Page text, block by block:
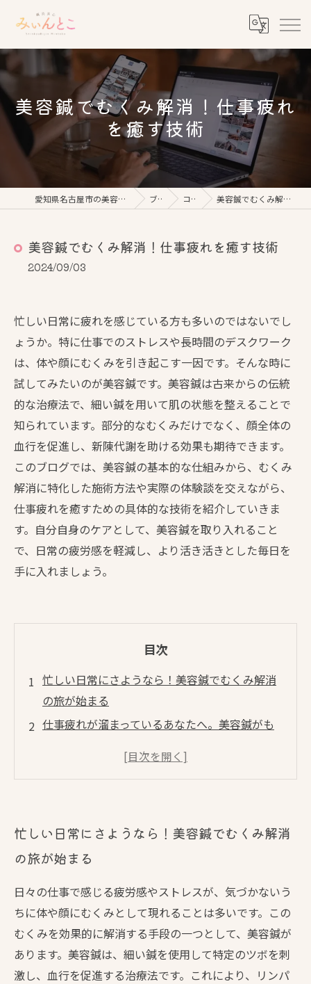
美容鍼でむくみ解消！仕事疲れ
を癒す技術
愛知県名古屋市の美容鍼なら鍼灸美心みぃんとこ ブログ コラム 美容鍼でむくみ解消！仕事疲れを癒す技術
美容鍼でむくみ解消！仕事疲れを癒す技術
2024/09/03
忙しい日常に疲れを感じている方も多いのではないでし
ょうか。特に仕事でのストレスや長時間のデスクワーク
は、体や顔にむくみを引き起こす一因です。そんな時に
試してみたいのが美容鍼です。美容鍼は古来からの伝統
的な治療法で、細い鍼を用いて肌の状態を整えることで
知られています。部分的なむくみだけでなく、顔全体の
血行を促進し、新陳代謝を助ける効果も期待できます。
このブログでは、美容鍼の基本的な仕組みから、むくみ
解消に特化した施術方法や実際の体験談を交えながら、
仕事疲れを癒すための具体的な技術を紹介していきま
す。自分自身のケアとして、美容鍼を取り入れること
で、日常の疲労感を軽減し、より活き活きとした毎日を
手に入れましょう。
目次
忙しい日常にさようなら！美容鍼でむくみ解消
の旅が始まる
仕事疲れが溜まっているあなたへ。美容鍼がも
古代からの知恵、美容鍼の基本とその効果を探
術方法
仕事のストレスを軽減！美容鍼で見違えるよう
日常の疲れを癒すための美容鍼、私の変化をご
紹介
活き活きとした毎日へ、美容鍼で新しい自分に
出会う
忙しい日常にさようなら！美容鍼でむくみ解消
の旅が始まる
日々の仕事で感じる疲労感やストレスが、気づかないう
ちに体や顔にむくみとして現れることは多いです。この
むくみを効果的に解消する手段の一つとして、美容鍼が
あります。美容鍼は、細い鍼を使用して特定のツボを刺
激し、血行を促進する治療法です。これにより、リンパ